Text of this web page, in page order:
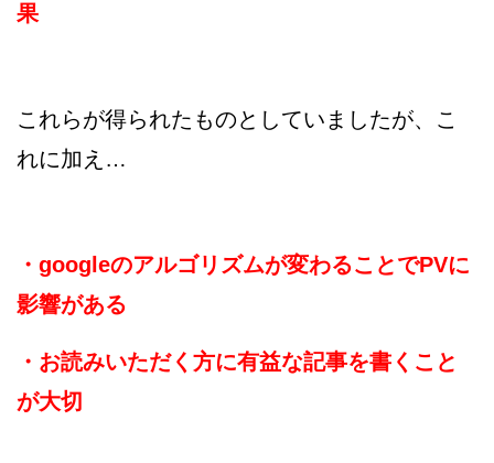
果
これらが得られたものとしていましたが、こ
れに加え…
・googleのアルゴリズムが変わることでPVに
影響がある
・お読みいただく方に有益な記事を書くこと
が大切